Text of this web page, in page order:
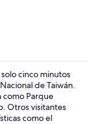
cinco minutos
de Taiwán.
Parque
Otros visitantes
como el